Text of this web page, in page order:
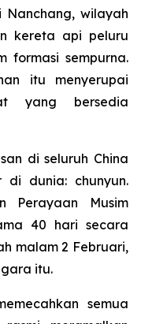
wilayah
kereta api peluru
formasi sempurna.
itu menyerupai
yang bersedia
di seluruh China
di dunia: chunyun.
Perayaan Musim
40 hari secara
malam 2 Februari,
itu.
semua